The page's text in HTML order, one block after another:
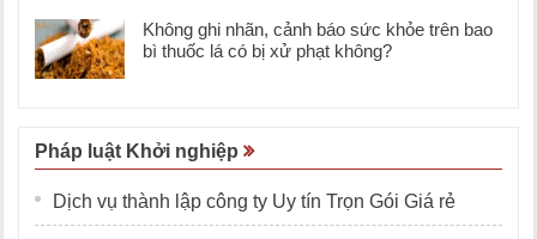
Không ghi nhãn, cảnh báo sức khỏe trên bao
bì thuốc lá có bị xử phạt không?
Pháp luật Khởi nghiệp
Dịch vụ thành lập công ty Uy tín Trọn Gói Giá rẻ